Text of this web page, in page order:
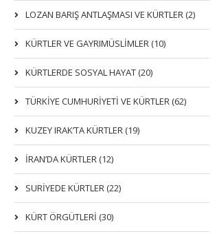
LOZAN BARIŞ ANTLAŞMASI VE KÜRTLER (2)
KÜRTLER VE GAYRIMÜSLIMLER (10)
KÜRTLERDE SOSYAL HAYAT (20)
TÜRKİYE CUMHURİYETİ VE KÜRTLER (62)
KUZEY IRAK’TA KÜRTLER (19)
İRAN’DA KÜRTLER (12)
SURİYEDE KÜRTLER (22)
KÜRT ÖRGÜTLERİ (30)